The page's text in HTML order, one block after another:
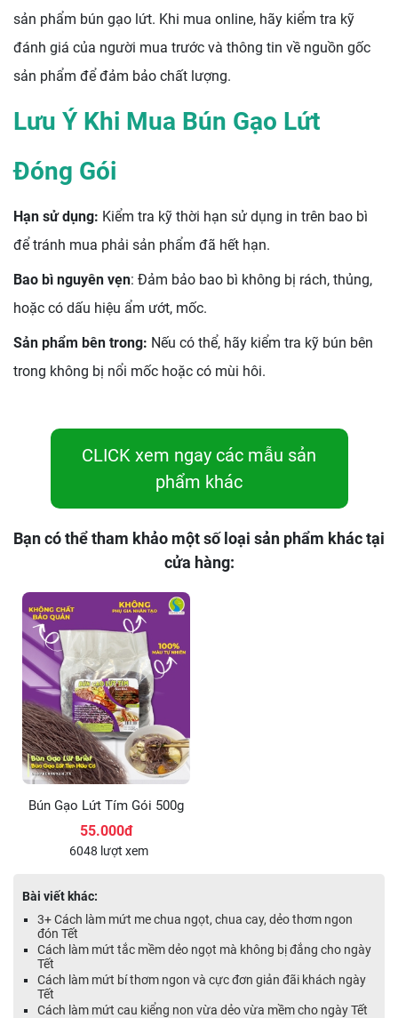
sản phẩm bún gạo lứt. Khi mua online, hãy kiểm tra kỹ
đánh giá của người mua trước và thông tin về nguồn gốc
sản phẩm để đảm bảo chất lượng.
Lưu Ý Khi Mua Bún Gạo Lứt
Đóng Gói
Hạn sử dụng: Kiểm tra kỹ thời hạn sử dụng in trên bao bì
để tránh mua phải sản phẩm đã hết hạn.
Bao bì nguyên vẹn: Đảm bảo bao bì không bị rách, thủng,
hoặc có dấu hiệu ẩm ướt, mốc.
Sản phẩm bên trong: Nếu có thể, hãy kiểm tra kỹ bún bên
trong không bị nổi mốc hoặc có mùi hôi.
CLICK xem ngay các mẫu sản
phẩm khác
Bạn có thể tham khảo một số loại sản phẩm khác tại
cửa hàng:
Bún Gạo Lứt Tím Gói 500g
55.000đ
6048 lượt xem
Bài viết khác:
3+ Cách làm mứt me chua ngọt, chua cay, dẻo thơm ngon
đón Tết
Cách làm mứt tắc mềm dẻo ngọt mà không bị đắng cho ngày
Tết
Cách làm mứt bí thơm ngon và cực đơn giản đãi khách ngày
Tết
Cách làm mứt cau kiểng non vừa dẻo vừa mềm cho ngày Tết